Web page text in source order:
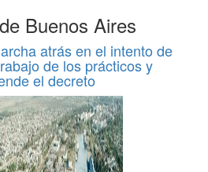
Buenos Aires
atrás en el intento de
de los prácticos y
el decreto